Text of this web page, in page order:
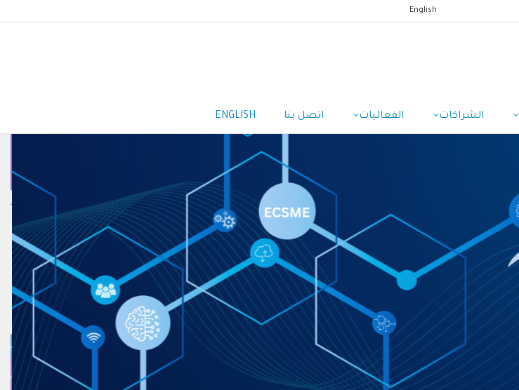
English
الشراكات الفعاليات اتصل بنا ENGLISH